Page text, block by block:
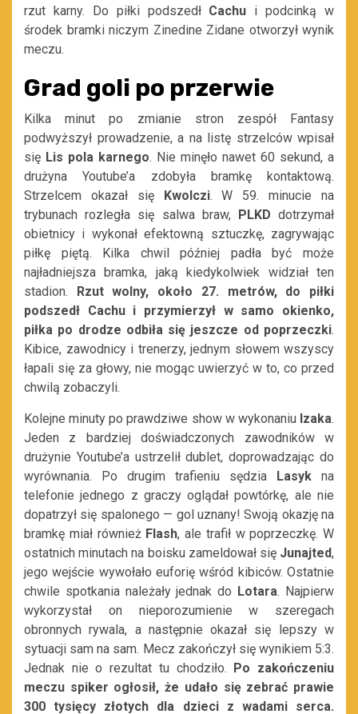
rzut karny. Do piłki podszedł Cachu i podcinką w
środek bramki niczym Zinedine Zidane otworzył wynik
meczu.
Grad goli po przerwie
Kilka minut po zmianie stron zespół Fantasy
podwyższył prowadzenie, a na listę strzelców wpisał
się Lis pola karnego. Nie minęło nawet 60 sekund, a
drużyna Youtube’a zdobyła bramkę kontaktową.
Strzelcem okazał się Kwolczi. W 59. minucie na
trybunach rozległa się salwa braw, PLKD dotrzymał
obietnicy i wykonał efektowną sztuczkę, zagrywając
piłkę piętą. Kilka chwil później padła być może
najładniejsza bramka, jaką kiedykolwiek widział ten
stadion. Rzut wolny, około 27. metrów, do piłki
podszedł Cachu i przymierzył w samo okienko,
piłka po drodze odbiła się jeszcze od poprzeczki.
Kibice, zawodnicy i trenerzy, jednym słowem wszyscy
łapali się za głowy, nie mogąc uwierzyć w to, co przed
chwilą zobaczyli.
Kolejne minuty po prawdziwe show w wykonaniu Izaka.
Jeden z bardziej doświadczonych zawodników w
drużynie Youtube’a ustrzelił dublet, doprowadzając do
wyrównania. Po drugim trafieniu sędzia Lasyk na
telefonie jednego z graczy oglądał powtórkę, ale nie
dopatrzył się spalonego — gol uznany! Swoją okazję na
bramkę miał również Flash, ale trafił w poprzeczkę. W
ostatnich minutach na boisku zameldował się Junajted,
jego wejście wywołało euforię wśród kibiców. Ostatnie
chwile spotkania należały jednak do Lotara. Najpierw
wykorzystał on nieporozumienie w szeregach
obronnych rywala, a następnie okazał się lepszy w
sytuacji sam na sam. Mecz zakończył się wynikiem 5:3.
Jednak nie o rezultat tu chodziło. Po zakończeniu
meczu spiker ogłosił, że udało się zebrać prawie
300 tysięcy złotych dla dzieci z wadami serca.